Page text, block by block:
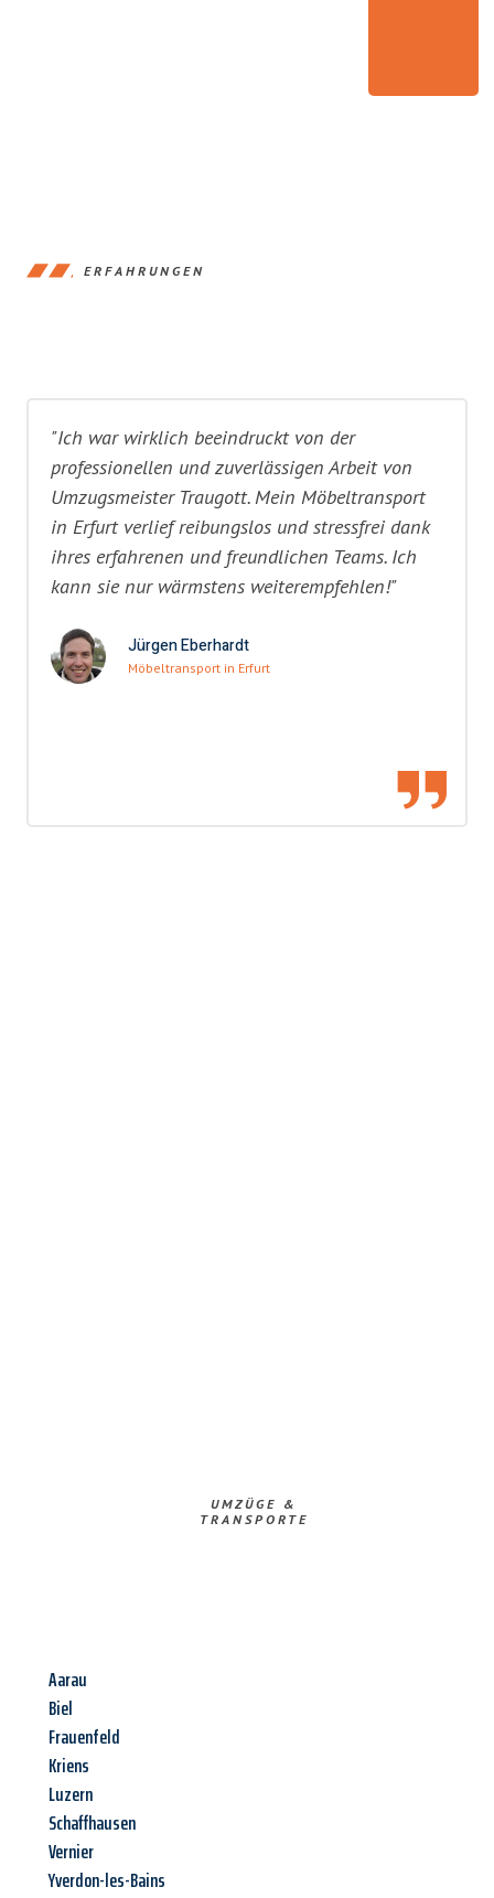
ERFAHRUNGEN
"Ich war wirklich beeindruckt von der
professionellen und zuverlässigen Arbeit von
Umzugsmeister Traugott. Mein Möbeltransport
in Erfurt verlief reibungslos und stressfrei dank
ihres erfahrenen und freundlichen Teams. Ich
kann sie nur wärmstens weiterempfehlen!"
Jürgen Eberhardt
Möbeltransport in Erfurt
UMZÜGE &
TRANSPORTE
Aarau
Biel
Frauenfeld
Kriens
Luzern
Schaffhausen
Vernier
Yverdon-les-Bains